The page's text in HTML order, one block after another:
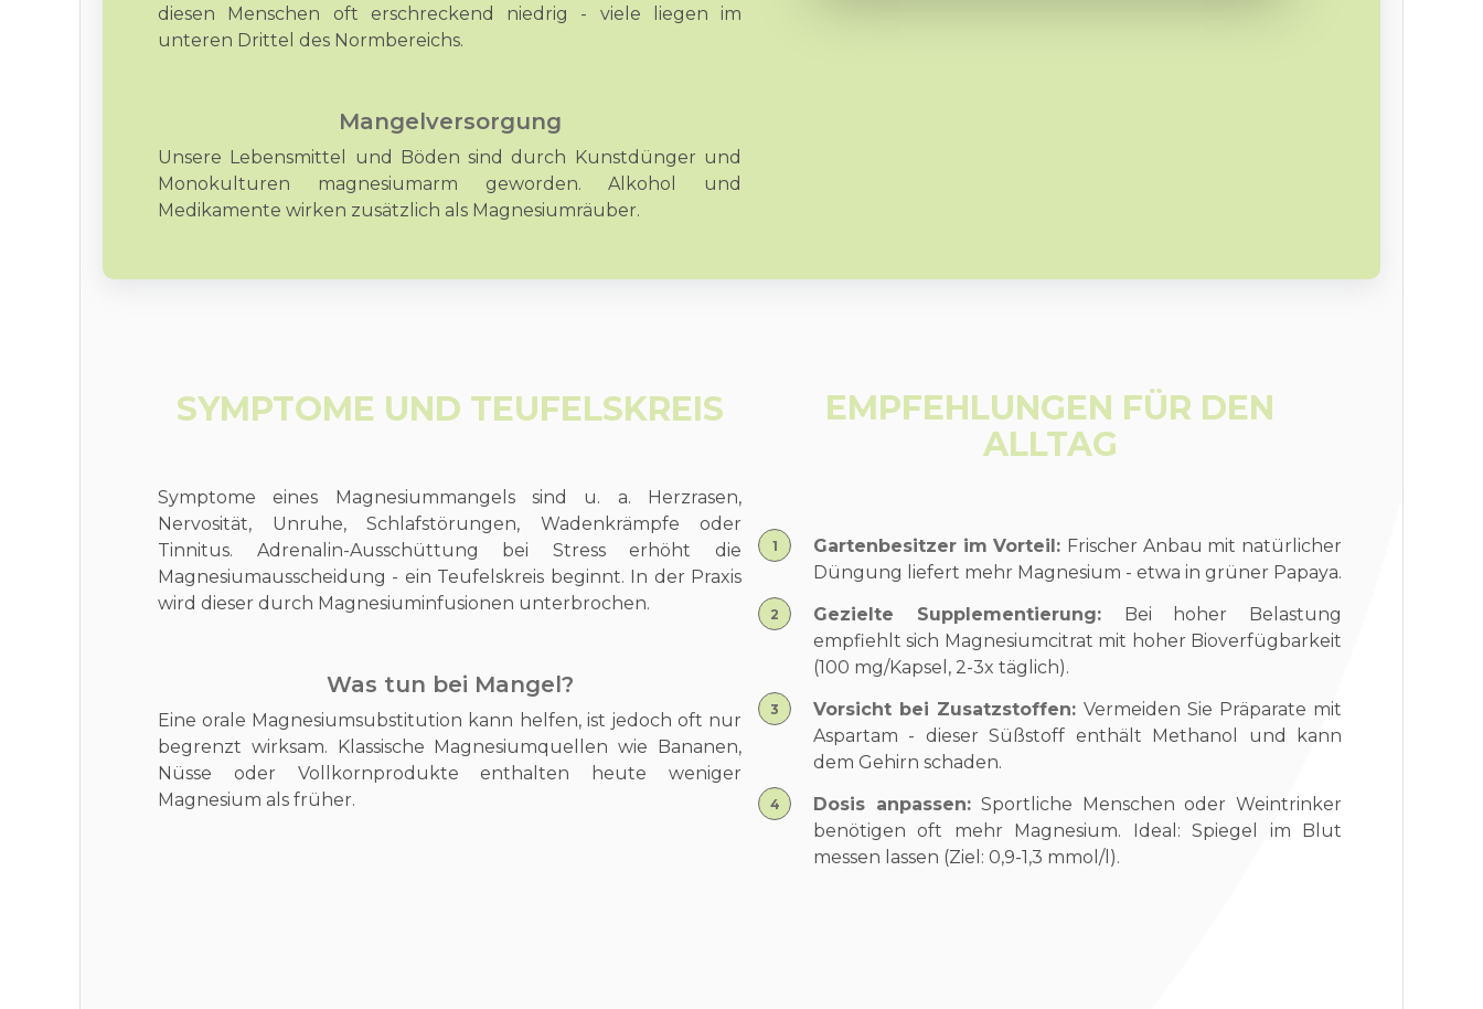
diesen Menschen oft erschreckend niedrig - viele liegen im
unteren Drittel des Normbereichs.
Mangelversorgung
Unsere Lebensmittel und Böden sind durch Kunstdünger und
Monokulturen magnesiumarm geworden. Alkohol und
Medikamente wirken zusätzlich als Magnesiumräuber.
SYMPTOME UND TEUFELSKREIS
Symptome eines Magnesiummangels sind u. a. Herzrasen,
Nervosität, Unruhe, Schlafstörungen, Wadenkrämpfe oder
Tinnitus. Adrenalin-Ausschüttung bei Stress erhöht die
Magnesiumausscheidung - ein Teufelskreis beginnt. In der Praxis
wird dieser durch Magnesiuminfusionen unterbrochen.
Was tun bei Mangel?
Eine orale Magnesiumsubstitution kann helfen, ist jedoch oft nur
begrenzt wirksam. Klassische Magnesiumquellen wie Bananen,
Nüsse oder Vollkornprodukte enthalten heute weniger
Magnesium als früher.
EMPFEHLUNGEN FÜR DEN
ALLTAG
Gartenbesitzer im Vorteil: Frischer Anbau mit natürlicher
Düngung liefert mehr Magnesium - etwa in grüner Papaya.
Gezielte Supplementierung: Bei hoher Belastung
empfiehlt sich Magnesiumcitrat mit hoher Bioverfügbarkeit
(100 mg/Kapsel, 2-3x täglich).
Vorsicht bei Zusatzstoffen: Vermeiden Sie Präparate mit
Aspartam - dieser Süßstoff enthält Methanol und kann
dem Gehirn schaden.
Dosis anpassen:Sportliche Menschen oder Weintrinker
benötigen oft mehr Magnesium. Ideal: Spiegel im Blut
messen lassen (Ziel: 0,9-1,3 mmol/l).